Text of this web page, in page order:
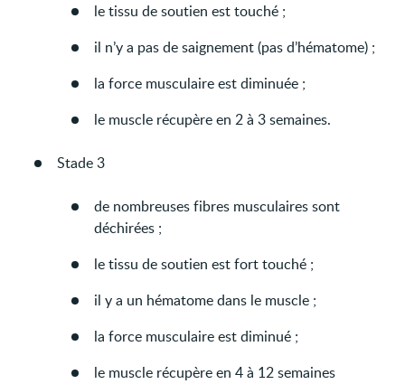
le tissu de soutien est touché ;
il n’y a pas de saignement (pas d’hématome) ;
la force musculaire est diminuée ;
le muscle récupère en 2 à 3 semaines.
Stade 3
de nombreuses fibres musculaires sont
déchirées ;
le tissu de soutien est fort touché ;
il y a un hématome dans le muscle ;
la force musculaire est diminué ;
le muscle récupère en 4 à 12 semaines